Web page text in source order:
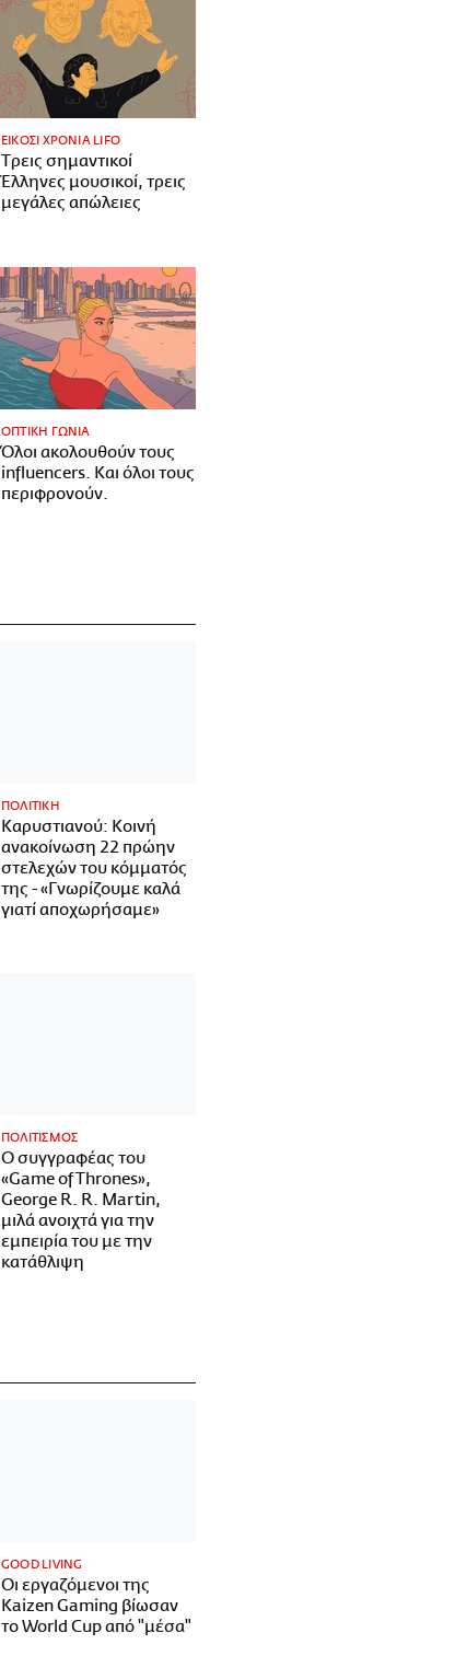
ΕΙΚΟΣΙ ΧΡΟΝΙΑ LIFO
Tρεις σημαντικοί
Έλληνες μουσικοί, τρεις
μεγάλες απώλειες
ΟΠΤΙΚΗ ΓΩΝΙΑ
Όλοι ακολουθούν τους
influencers. Και όλοι τους
περιφρονούν.
ΠΟΛΙΤΙΚΗ
Καρυστιανού: Κοινή
ανακοίνωση 22 πρώην
στελεχών του κόμματός
της - «Γνωρίζουμε καλά
γιατί αποχωρήσαμε»
ΠΟΛΙΤΙΣΜΟΣ
Ο συγγραφέας του
«Game of Thrones»,
George R. R. Martin,
μιλά ανοιχτά για την
εμπειρία του με την
κατάθλιψη
GOOD LIVING
Οι εργαζόμενοι της
Kaizen Gaming βίωσαν
το World Cup από "μέσα"